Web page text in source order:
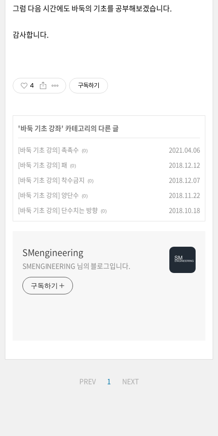
그럼 다음 시간에도 바둑의 기초를 공부해보겠습니다.
감사합니다.
4 구독하기
'바둑 기초 강좌' 카테고리의 다른 글
[바둑 기초 강의] 촉촉수 (0)
2021.04.06
[바둑 기초 강의] 패
(0)
2018.12.12
[바둑 기초 강의] 착수금지
(0)
2018.12.07
[바둑 기초 강의] 양단수
(0)
2018.11.22
[바둑 기초 강의] 단수치는 방향 (0) 2018.10.18
SMengineering
SMENGINEERING 님의 블로그입니다.
구독하기
PREV 1 NEXT